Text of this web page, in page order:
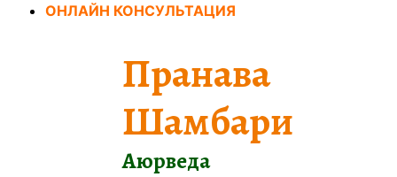
ПерейтиОНЛАЙН КОНСУЛЬТАЦИЯ
Пранава
Шамбари
Аюрведа